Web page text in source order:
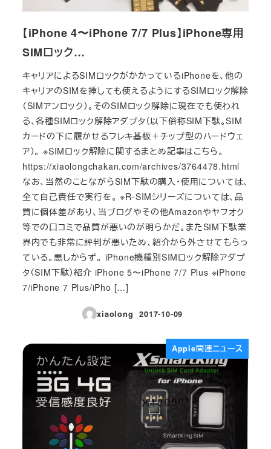
【iPhone 4〜iPhone 7/7 Plus】iPhone専用
SIMロック…
キャリアによるSIMロックがかかっているiPhoneを、他の
キャリアのSIMを挿しても使えるようにするSIMロック解除
（SIMアンロック）。そのSIMロック解除に現在でも使われ
る、各種SIMロック解除アダプタ（以下俗称SIM下駄。SIM
カードの下に履かせるフレキ基板＋チップ型のハードウェ
ア）。 ※SIMロック解除に関するまとめ記事はこちら。
https://xiaolongchakan.com/archives/3764478.html
なお、当然のことながらSIM下駄の購入・使用については、
全て自己責任で実行を。 ※R-SIMシリーズについては、品
質に個体差があり、当ブログやその他Amazonやヤフオク
等での口コミで品質が悪いのが明らかだ。またSIM下駄業
界内でも非常に評判が悪いため、紹介から外させてもらっ
ている。悪しからず。 iPhone機種別SIMロック解除アダプ
タ（SIM下駄）紹介 iPhone 5〜iPhone 7/7 Plus ※iPhone
7/iPhone 7 Plus/iPho […]
xiaolong
投稿日
2017-10-09
Apple関連ニュース